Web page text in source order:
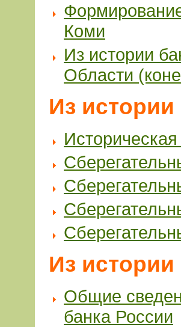
Коми
Из истории
Области
Из
Из
Общие
банка России